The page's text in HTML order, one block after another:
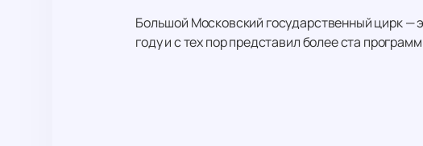
Большой Московский государственный цирк —
году и с тех пор представил более ста